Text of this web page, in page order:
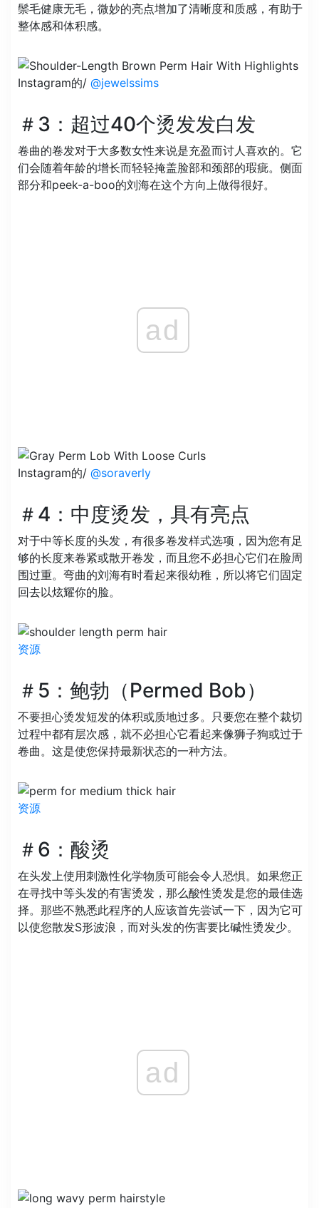
鬃毛健康无毛，微妙的亮点增加了清晰度和质感，有助于
整体感和体积感。
Instagram的/ @jewelssims
＃3：超过40个烫发发白发
卷曲的卷发对于大多数女性来说是充盈而讨人喜欢的。它
们会随着年龄的增长而轻轻掩盖脸部和颈部的瑕疵。侧面
部分和peek-a-boo的刘海在这个方向上做得很好。
ad
Instagram的/ @soraverly
＃4：中度烫发，具有亮点
对于中等长度的头发，有很多卷发样式选项，因为您有足
够的长度来卷紧或散开卷发，而且您不必担心它们在脸周
围过重。弯曲的刘海有时看起来很幼稚，所以将它们固定
回去以炫耀你的脸。
资源
＃5：鲍勃（Permed Bob）
不要担心烫发短发的体积或质地过多。只要您在整个裁切
过程中都有层次感，就不必担心它看起来像狮子狗或过于
卷曲。这是使您保持最新状态的一种方法。
资源
＃6：酸烫
在头发上使用刺激性化学物质可能会令人恐惧。如果您正
在寻找中等头发的有害烫发，那么酸性烫发是您的最佳选
择。那些不熟悉此程序的人应该首先尝试一下，因为它可
以使您散发S形波浪，而对头发的伤害要比碱性烫发少。
ad